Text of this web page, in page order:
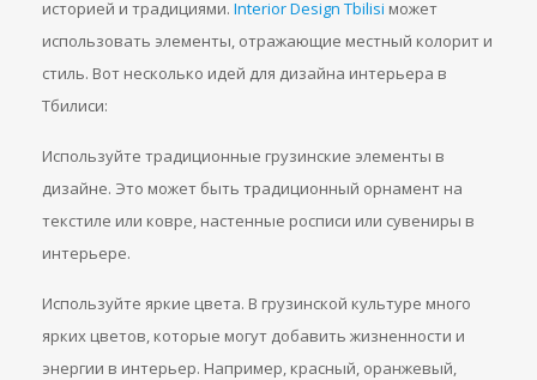
историей и традициями. Interior Design Tbilisi может
использовать элементы, отражающие местный колорит и
стиль. Вот несколько идей для дизайна интерьера в
Тбилиси:
Используйте традиционные грузинские элементы в
дизайне. Это может быть традиционный орнамент на
текстиле или ковре, настенные росписи или сувениры в
интерьере.
Используйте яркие цвета. В грузинской культуре много
ярких цветов, которые могут добавить жизненности и
энергии в интерьер. Например, красный, оранжевый,